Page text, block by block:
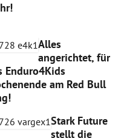
Alles
angerichtet, für
Enduro4Kids
am Red Bull
Stark Future
stellt die